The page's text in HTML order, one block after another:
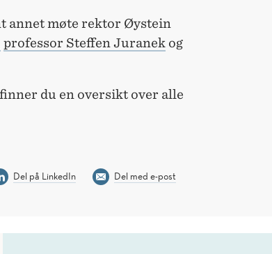
annet møte rektor Øystein
professor Steffen Juranek og
du en oversikt over alle
Del på LinkedIn Del med e-post